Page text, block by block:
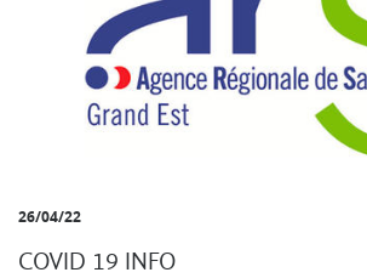
26/04/22
COVID 19 INFO